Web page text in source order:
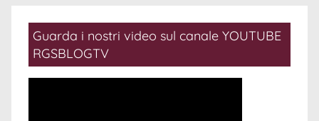
Guarda i nostri video sul canale YOUTUBE
RGSBLOGTV